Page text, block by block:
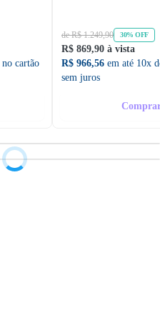
no cartão
de R$ 1.249,90 30% OFF
R$ 869,90 à vista
R$ 966,56 em até 10x
sem juros